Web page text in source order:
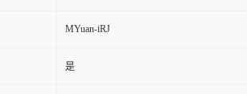
MYuan-iRJ
是